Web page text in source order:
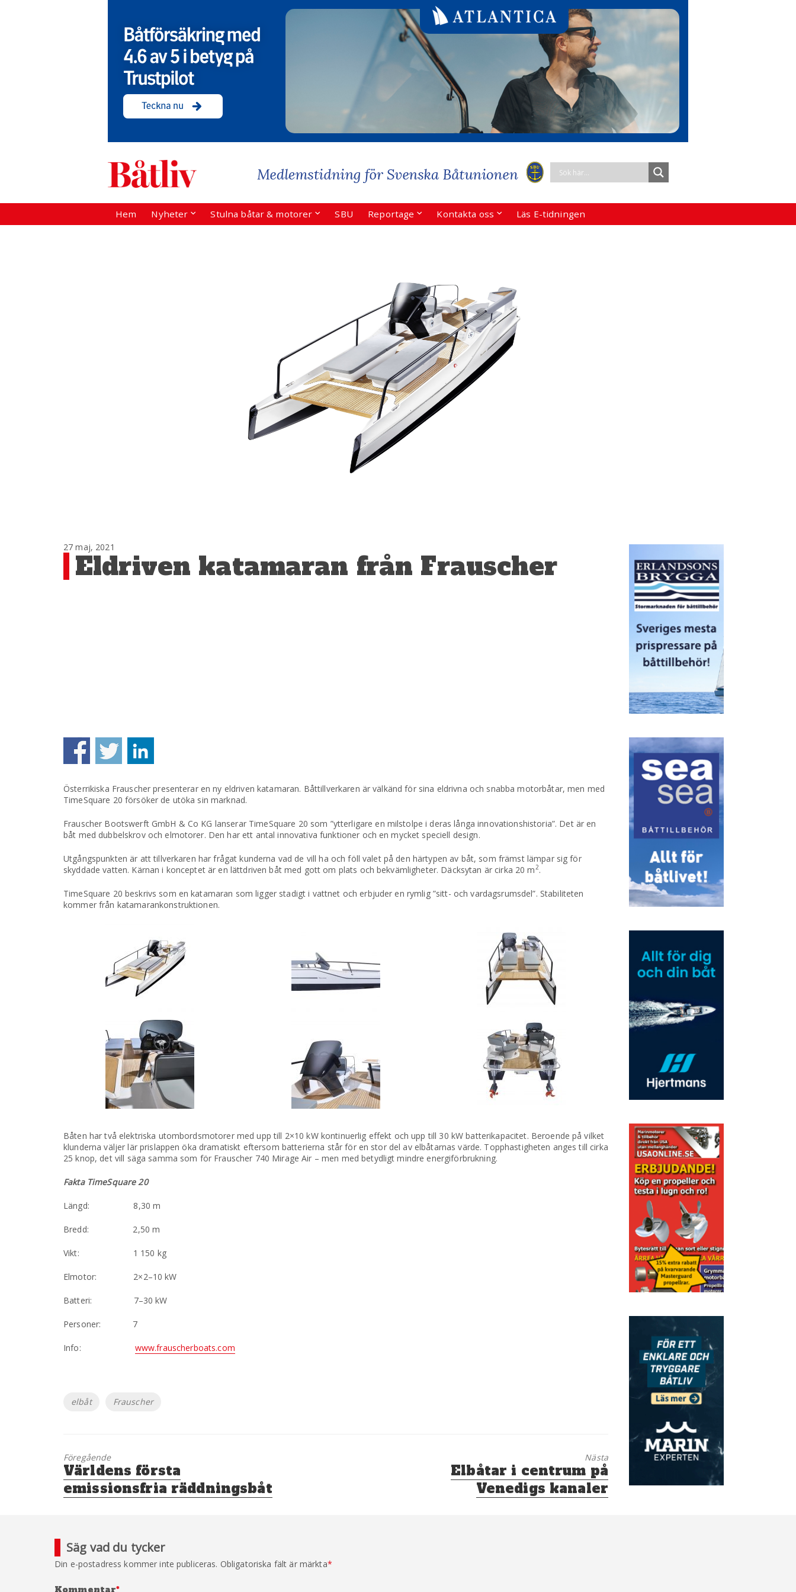
Hem Nyheter Stulna båtar & motorer SBU Reportage Kontakta oss Läs E-tidningen
27 maj, 2021
Eldriven katamaran från Frauscher
Österrikiska Frauscher presenterar en ny eldriven katamaran. Båttillverkaren är välkänd för sina eldrivna och snabba motorbåtar, men med
TimeSquare 20 försöker de utöka sin marknad.
Frauscher Bootswerft GmbH & Co KG lanserar TimeSquare 20 som ”ytterligare en milstolpe i deras långa innovationshistoria”. Det är en
båt med dubbelskrov och elmotorer. Den har ett antal innovativa funktioner och en mycket speciell design.
Utgångspunkten är att tillverkaren har frågat kunderna vad de vill ha och föll valet på den härtypen av båt, som främst lämpar sig för
skyddade vatten. Kärnan i konceptet är en lättdriven båt med gott om plats och bekvämligheter. Däcksytan är cirka 20 m2.
TimeSquare 20 beskrivs som en katamaran som ligger stadigt i vattnet och erbjuder en rymlig ”sitt- och vardagsrumsdel”. Stabiliteten
kommer från katamarankonstruktionen.
Båten har två elektriska utombordsmotorer med upp till 2×10 kW kontinuerlig effekt och upp till 30 kW batterikapacitet. Beroende på vilket
klunderna väljer lär prislappen öka dramatiskt eftersom batterierna står för en stor del av elbåtarnas värde. Topphastigheten anges till cirka
25 knop, det vill säga samma som för Frauscher 740 Mirage Air – men med betydligt mindre energiförbrukning.
Fakta TimeSquare 20
Längd: 8,30 m
Bredd: 2,50 m
Vikt: 1 150 kg
Elmotor: 2×2–10 kW
Batteri: 7–30 kW
Personer: 7
Info: www.frauscherboats.com
Etiketter
elbåt Frauscher
Föregående
Föregående
inlägg:
Världens första
emissionsfria räddningsbåt
Nästa
Nästa
inlägg:
Elbåtar i centrum på
Venedigs kanaler
Säg vad du tycker
Din e-postadress kommer inte publiceras. Obligatoriska fält är märkta*
Kommentar*